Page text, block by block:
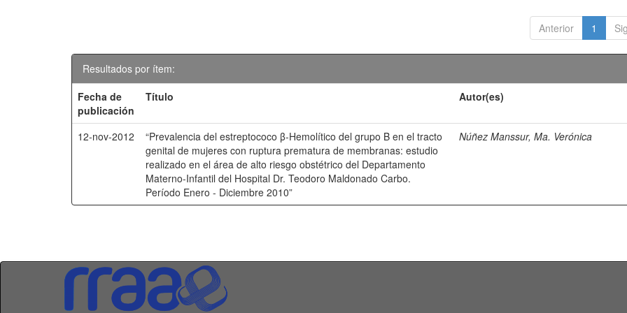
Anterior 1
Resultados por ítem:
Fecha de
publicación
Título Autor(es)
12-nov-2012
“Prevalencia del estreptococo β-Hemolítico del grupo B en el tracto
genital de mujeres con ruptura prematura de membranas: estudio
realizado en el área de alto riesgo obstétrico del Departamento
Materno-Infantil del Hospital Dr. Teodoro Maldonado Carbo.
Período Enero - Diciembre 2010”
Núñez Manssur, Ma. Verónica